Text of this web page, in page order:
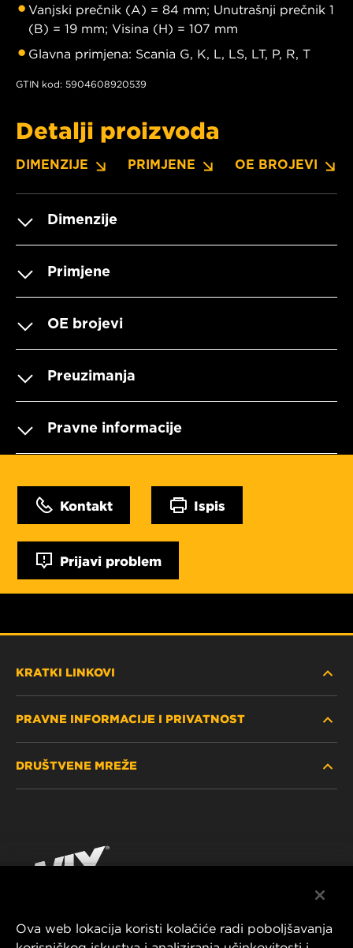
Vanjski prečnik (A) = 84 mm; Unutrašnji prečnik 1
(B) = 19 mm; Visina (H) = 107 mm
Glavna primjena: Scania G, K, L, LS, LT, P, R, T
GTIN kod: 5904608920539
Detalji proizvoda
DIMENZIJE PRIMJENE OE BROJEVI
Dimenzije
Primjene
OE brojevi
Preuzimanja
Pravne informacije
Kontakt Ispis
Prijavi problem
KRATKI LINKOVI
GDJE KUPITI
KONTAKTIRAJTE NAS
PRAVNE INFORMACIJE I PRIVATNOST
IMPRESSUM
DRUŠTVENE MREŽE
YouTube
Ova web lokacija koristi kolačiće radi poboljšavanja